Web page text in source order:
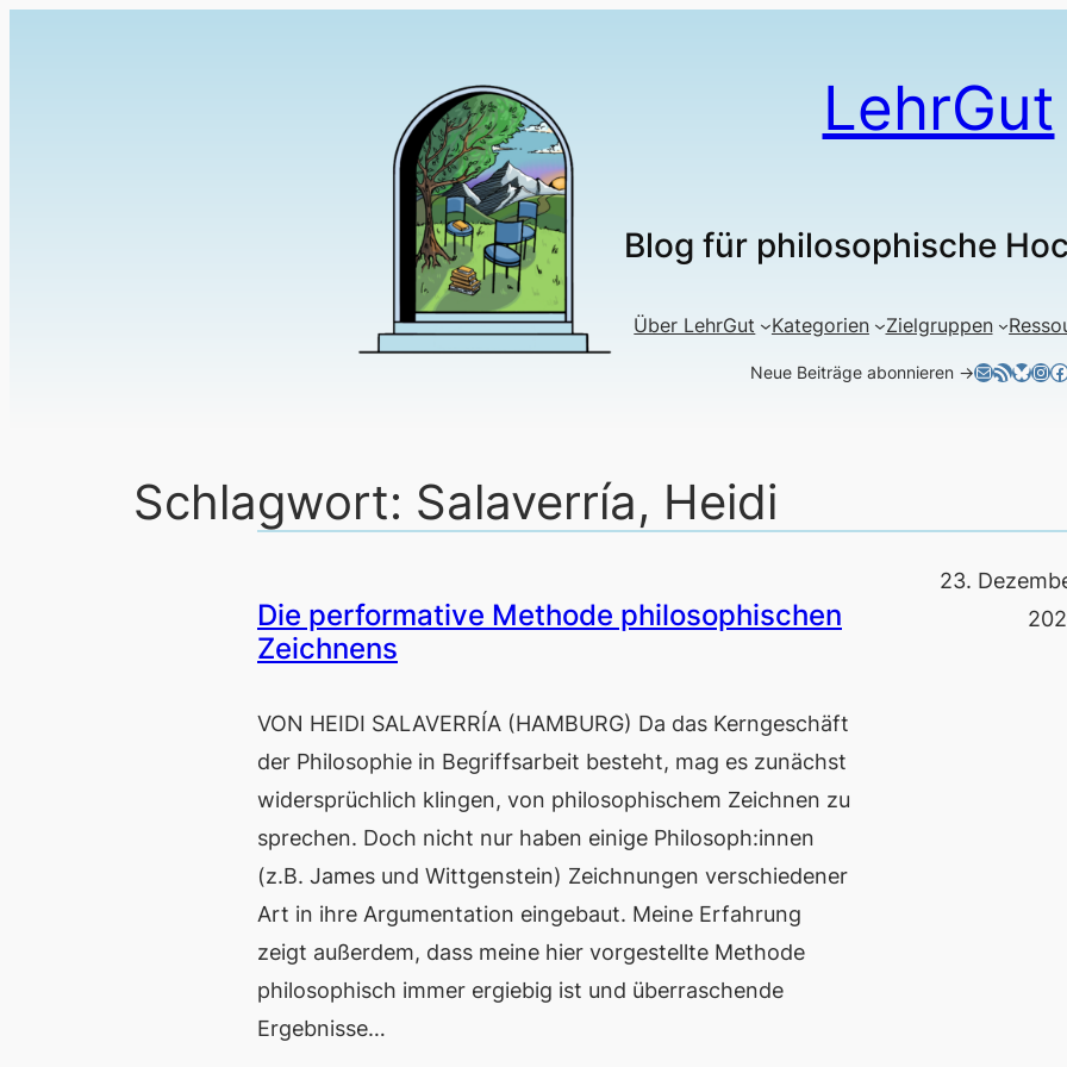
LehrGut
Blog für philosophische
Über LehrGut Kategorien Zielgruppen
Neue Beiträge abonnieren →E-MailRSS-Feed
Schlagwort: Salaverría, Heidi
Die performative Methode philosophischen
Zeichnens
VON HEIDI SALAVERRÍA (HAMBURG) Da das Kerngeschäft
der Philosophie in Begriffsarbeit besteht, mag es zunächst
widersprüchlich klingen, von philosophischem Zeichnen zu
sprechen. Doch nicht nur haben einige Philosoph:innen
(z.B. James und Wittgenstein) Zeichnungen verschiedener
Art in ihre Argumentation eingebaut. Meine Erfahrung
zeigt außerdem, dass meine hier vorgestellte Methode
philosophisch immer ergiebig ist und überraschende
Ergebnisse…
23.